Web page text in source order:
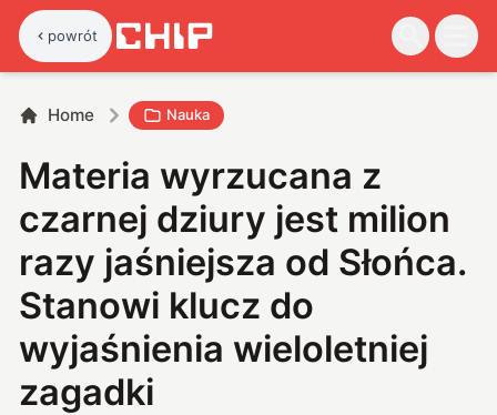
powrót
Home Nauka
Materia wyrzucana z
czarnej dziury jest milion
razy jaśniejsza od Słońca.
Stanowi klucz do
wyjaśnienia wieloletniej
zagadki